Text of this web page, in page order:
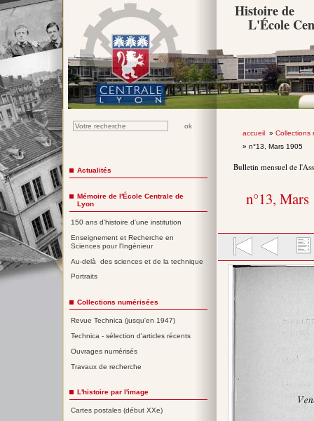
Histoire de
L'École
accueil» Collections
» n°13, Mars 1905
Bulletin mensuel de
n°13, Mars
Actualités
Mémoire de l'École Centrale de
Lyon
150 ans d'histoire d'une institution
Enseignement et Recherche en
Sciences pour l'Ingénieur
Au-delà des sciences et de la technique
Portraits
Collections numérisées
Revue Technica (jusqu'en 1947)
Technica - sélection d'articles récents
Ouvrages numérisés
Travaux de recherche
L'histoire par l'image
Cartes postales (début XXe)